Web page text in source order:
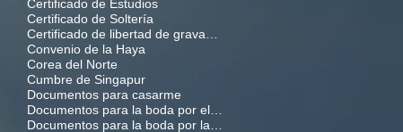
Certificado de Estudios
Certificado de Soltería
Convenio de la Haya
Corea del Norte
Cumbre de Singapur
Documentos para casarme